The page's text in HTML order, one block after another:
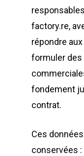
factory.re,
répondre
formuler
fondement
contrat.
Ces
conservées :